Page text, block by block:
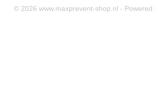
© 2026 www.maxprevent-shop.nl - Powered